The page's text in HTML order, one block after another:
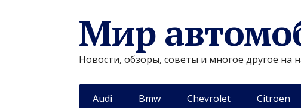
Мир
Новости, обзоры, советы и многое другое
Audi Bmw Chevrolet Citroen